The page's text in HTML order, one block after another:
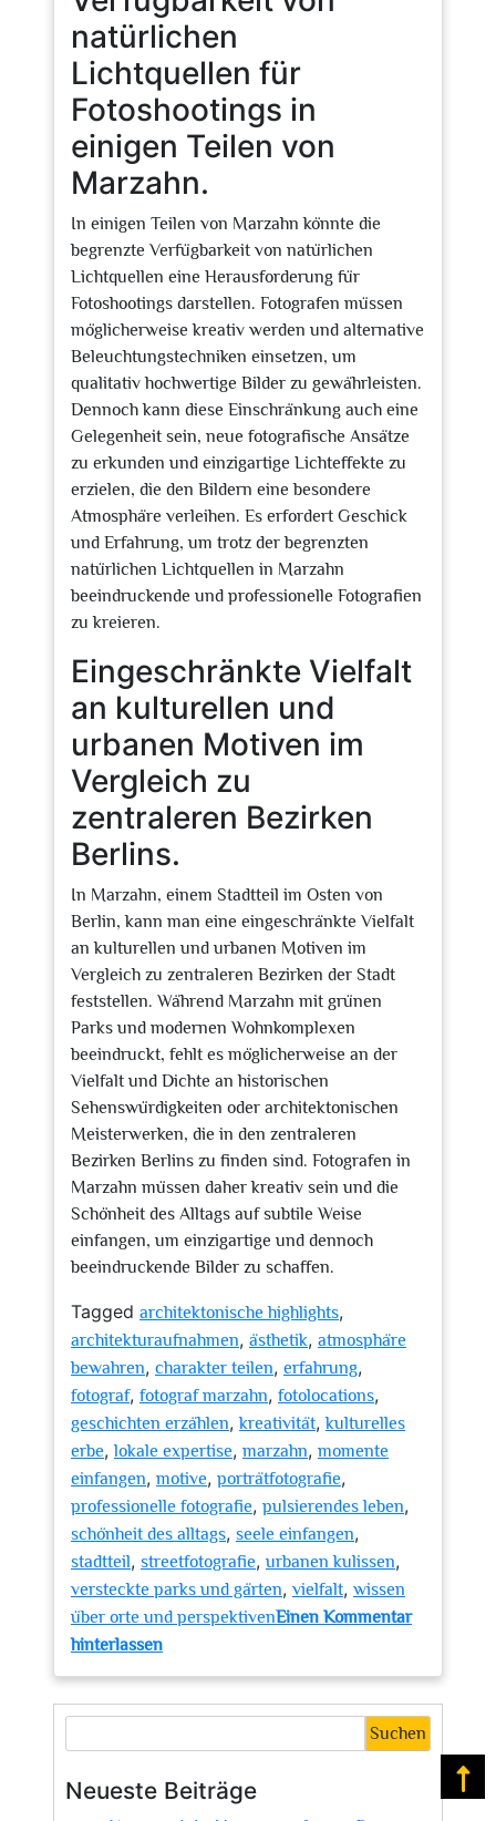
natürlichen
Lichtquellen für
Fotoshootings in
einigen Teilen von
Marzahn.
In einigen Teilen von Marzahn könnte die
begrenzte Verfügbarkeit von natürlichen
Lichtquellen eine Herausforderung für
Fotoshootings darstellen. Fotografen müssen
möglicherweise kreativ werden und alternative
Beleuchtungstechniken einsetzen, um
qualitativ hochwertige Bilder zu gewährleisten.
Dennoch kann diese Einschränkung auch eine
Gelegenheit sein, neue fotografische Ansätze
zu erkunden und einzigartige Lichteffekte zu
erzielen, die den Bildern eine besondere
Atmosphäre verleihen. Es erfordert Geschick
und Erfahrung, um trotz der begrenzten
natürlichen Lichtquellen in Marzahn
beeindruckende und professionelle Fotografien
zu kreieren.
Eingeschränkte Vielfalt
an kulturellen und
urbanen Motiven im
Vergleich zu
zentraleren Bezirken
Berlins.
In Marzahn, einem Stadtteil im Osten von
Berlin, kann man eine eingeschränkte Vielfalt
an kulturellen und urbanen Motiven im
Vergleich zu zentraleren Bezirken der Stadt
feststellen. Während Marzahn mit grünen
Parks und modernen Wohnkomplexen
beeindruckt, fehlt es möglicherweise an der
Vielfalt und Dichte an historischen
Sehenswürdigkeiten oder architektonischen
Meisterwerken, die in den zentraleren
Bezirken Berlins zu finden sind. Fotografen in
Marzahn müssen daher kreativ sein und die
Schönheit des Alltags auf subtile Weise
einfangen, um einzigartige und dennoch
beeindruckende Bilder zu schaffen.
Tagged architektonische highlights,
architekturaufnahmen, ästhetik, atmosphäre
bewahren, charakter teilen, erfahrung,
fotograf, fotograf marzahn, fotolocations,
geschichten erzählen,kreativität,kulturelles
erbe,lokale expertise, marzahn, momente
einfangen, motive, porträtfotografie,
professionelle fotografie, pulsierendes leben,
schönheit des alltags, seele einfangen,
stadtteil, streetfotografie, urbanen kulissen,
versteckte parks und gärten, vielfalt, wissen
über orte und perspektivenEinen Kommentar
hinterlassenzu
die
Vielfalt
Marzahn
Suchen
Neueste Beiträge